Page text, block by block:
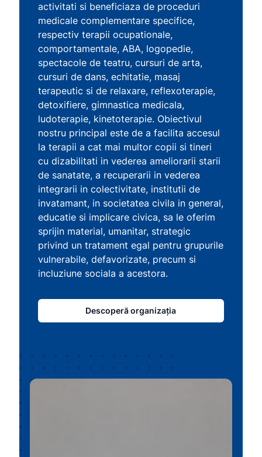
activitati si beneficiaza de proceduri
medicale complementare specifice,
respectiv terapii ocupationale,
comportamentale, ABA, logopedie,
spectacole de teatru, cursuri de arta,
cursuri de dans, echitatie, masaj
terapeutic si de relaxare, reflexoterapie,
detoxifiere, gimnastica medicala,
ludoterapie, kinetoterapie. Obiectivul
nostru principal este de a facilita accesul
la terapii a cat mai multor copii si tineri
cu dizabilitati in vederea ameliorarii starii
de sanatate, a recuperarii in vederea
integrarii in colectivitate, institutii de
invatamant, in societatea civila in general,
educatie si implicare civica, sa le oferim
sprijin material, umanitar, strategic
privind un tratament egal pentru grupurile
vulnerabile, defavorizate, precum si
incluziune sociala a acestora.
Descoperă organizația